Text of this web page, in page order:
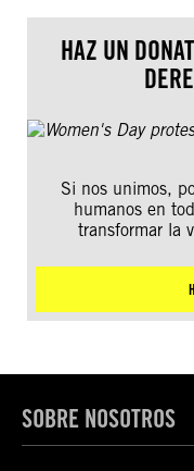
HAZ UN
Si nos unimos,
humanos en
transformar la
SOBRE NOSOTROS